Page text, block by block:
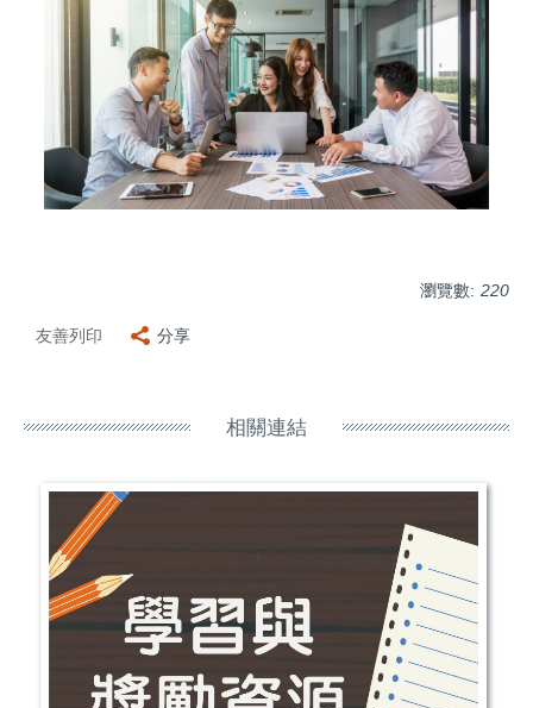
瀏覽數: 220
友善列印 分享
相關連結